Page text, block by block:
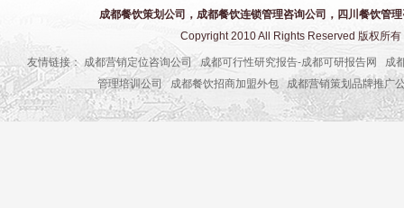
成都餐饮策划公司，成都餐饮连锁管理咨询公司，四川餐饮管
Copyright 2010 All Rights Reserved 版权所
友情链接： 成都营销定位咨询公司 成都可行性研究报告-成都可研报告网
成
管理培训公司
成都餐饮招商加盟外包 成都营销策划品牌推广